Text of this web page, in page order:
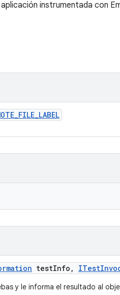
instrumentada con
_FILE_LABEL
testInfo , ITest
y le informa el resultado al